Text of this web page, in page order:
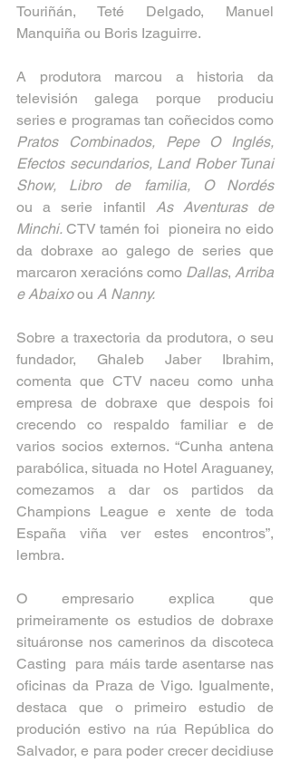
Touriñán, Teté Delgado, Manuel
Manquiña ou Boris Izaguirre.
A produtora marcou a historia da
televisión galega porque produciu
Pratos Combinados, Pepe O Inglés,
Efectos secundarios, Land Rober Tunai
Show, Libro de familia,
O Nordés
ou
a serie infantil As Aventuras de
Minchi. CTV tamén foi  pioneira no eido
da dobraxe ao galego de series que
marcaron xeracións como Dallas, Arriba
e Abaixo ou A Nanny.
Sobre a traxectoria da produtora, o seu
fundador, Ghaleb Jaber Ibrahim,
comenta que CTV naceu como unha
empresa de dobraxe que despois foi
crecendo co respaldo familiar e de
varios socios externos. “Cunha antena
parabólica, situada no Hotel Araguaney,
comezamos a dar os partidos da
Champions League e xente de toda
España viña ver estes encontros”,
lembra.
O empresario explica que
primeiramente os estudios de dobraxe
situáronse nos camerinos da discoteca
Casting  para máis tarde asentarse nas
oficinas da Praza de Vigo. Igualmente,
destaca que o primeiro estudio de
produción estivo na rúa República do
Salvador, e para poder crecer decidiuse